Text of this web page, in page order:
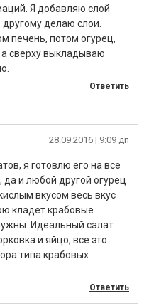
Я добавляю слой
делаю слои.
печень, потом огурец,
сверху выкладываю
Ответить
28.09.2016 | 9:09 дп
я готовлю его на все
да и любой другой огурец
вкусом весь вкус
кладет крабовые
Идеальный салат
и яйцо, все это
типа крабовых
Ответить